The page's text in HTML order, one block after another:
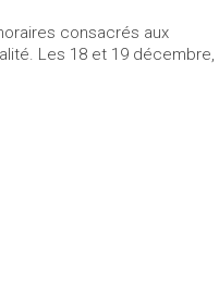
consacrés aux
Les 18 et 19 décembre,